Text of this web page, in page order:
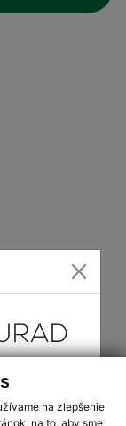
na zlepšenie
na to, aby sme